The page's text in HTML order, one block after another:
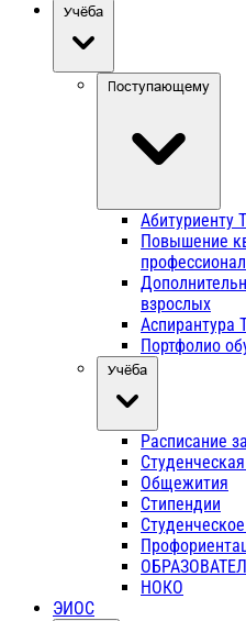
Учёба
Поступающему
Абитуриенту
Повышение
взрослых
Аспирантура
Портфолио
Учёба
Расписание
Общежития
Стипендии
НОКО
ЭИОС